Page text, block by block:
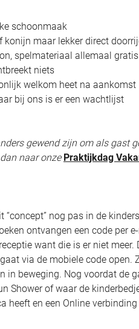
schoonmaak
konijn maar lekker direct
spelmateriaal allemaal gratis
niets
welkom heet na aankomst
bij ons is er een wachtlijst
gewend zijn om als gast
naar onze Praktijkdag
nog pas in de
ontvangen een code per
want die is er niet meer.
via de mobiele code
in beweging. Nog voordat de
Shower of waar de
en een Online